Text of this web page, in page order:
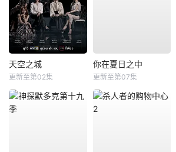
天空之城
更新至第02集
你在夏日之中
更新至第07集